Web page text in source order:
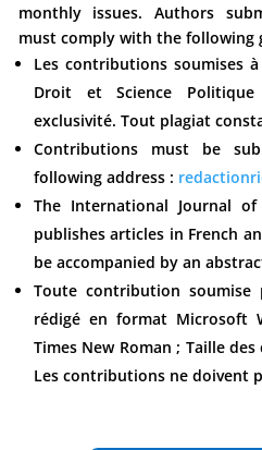
monthly issues. Authors
must comply with the following
Les contributions soumises
Droit et Science
exclusivité. Tout plagiat
Contributions must be
following address :
The International Journal
publishes articles in French
be accompanied by an
Toute contribution
rédigé en format
Times New Roman ; Taille
Les contributions ne doivent